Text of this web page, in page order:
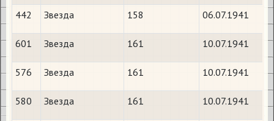
442 Звезда 158 06.07.1941
601 Звезда 161 10.07.1941
576 Звезда 161 10.07.1941
580 Звезда 161 10.07.1941